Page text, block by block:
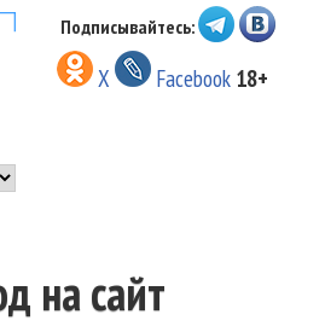
к основному
содержанию
Подписывайтесь:
X Facebook 18+
на сайт